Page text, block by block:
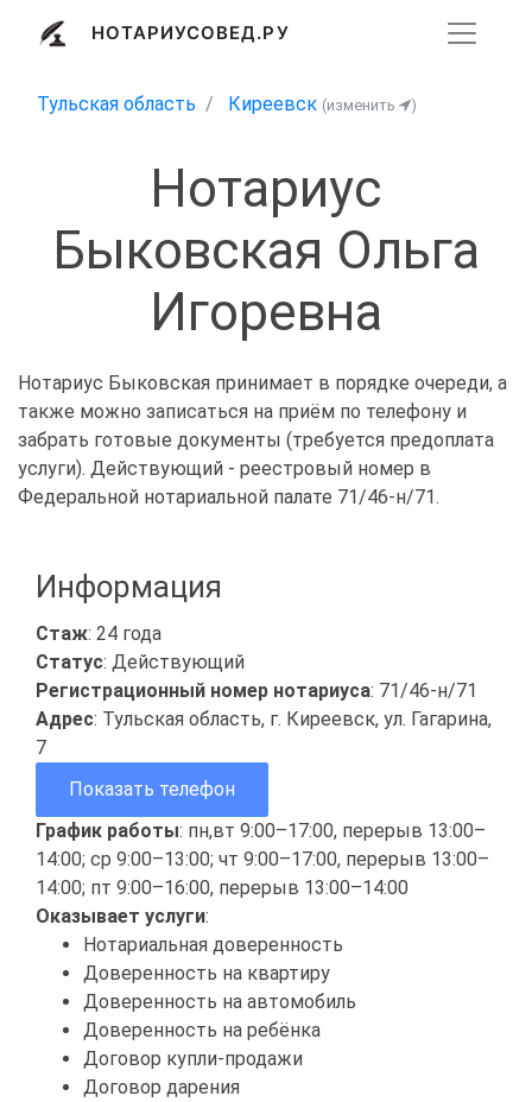
НОТАРИУСОВЕД.РУ
Тульская область Киреевск (изменить )
Нотариус
Быковская Ольга
Игоревна
Нотариус Быковская принимает в порядке очереди, а
также можно записаться на приём по телефону и
забрать готовые документы (требуется предоплата
услуги). Действующий - реестровый номер в
Федеральной нотариальной палате 71/46-н/71.
Информация
Стаж: 24 года
Статус: Действующий
Регистрационный номер нотариуса: 71/46-н/71
Адрес: Тульская область, г. Киреевск, ул. Гагарина,
7
Показать телефон
График работы: пн,вт 9:00–17:00, перерыв 13:00–
14:00; ср 9:00–13:00; чт 9:00–17:00, перерыв 13:00–
14:00; пт 9:00–16:00, перерыв 13:00–14:00
Оказывает услуги:
Нотариальная доверенность
Доверенность на квартиру
Доверенность на автомобиль
Доверенность на ребёнка
Договор купли-продажи
Договор дарения